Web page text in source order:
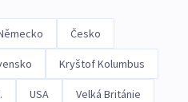
Česko
Kryštof Kolumbus
USA Velká Británie